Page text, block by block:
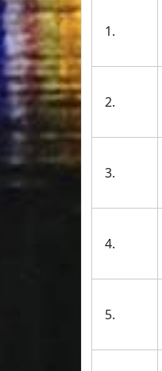
1.
2.
3.
4.
5.